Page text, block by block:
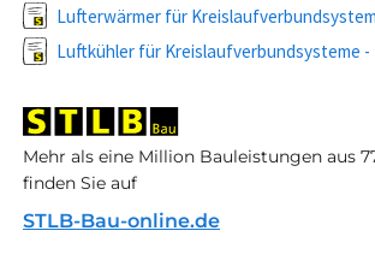
Lufterwärmer für
Luftkühler für Kreislaufverbundsysteme -
Mehr als eine Million Bauleistungen aus
finden Sie auf
STLB-Bau-online.de